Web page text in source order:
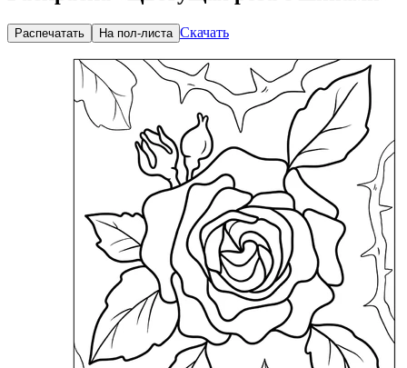
Распечатать На пол-листа Скачать